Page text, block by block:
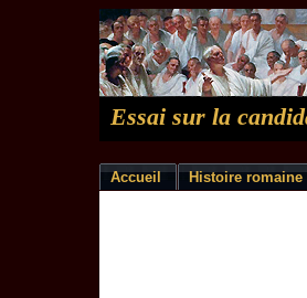
Essai sur la
Accueil Histoire romaine